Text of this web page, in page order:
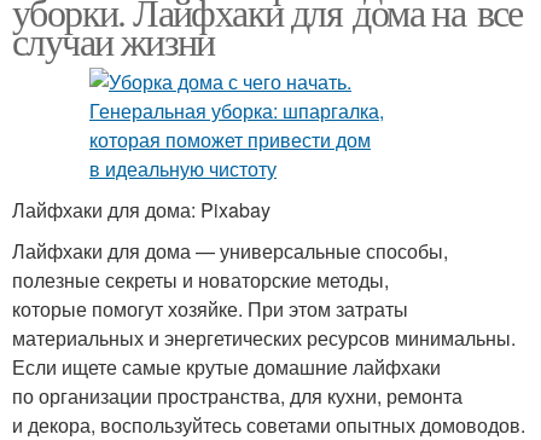
уборки. Лайфхаки для дома на все
случаи жизни
Лайфхаки для дома: Pixabay
Лайфхаки для дома — универсальные способы,
полезные секреты и новаторские методы,
которые помогут хозяйке. При этом затраты
материальных и энергетических ресурсов минимальны.
Если ищете самые крутые домашние лайфхаки
по организации пространства, для кухни, ремонта
и декора, воспользуйтесь советами опытных домоводов.